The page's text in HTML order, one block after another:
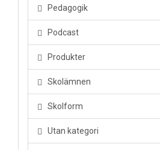
Pedagogik
Podcast
Produkter
Skolämnen
Skolform
Utan kategori